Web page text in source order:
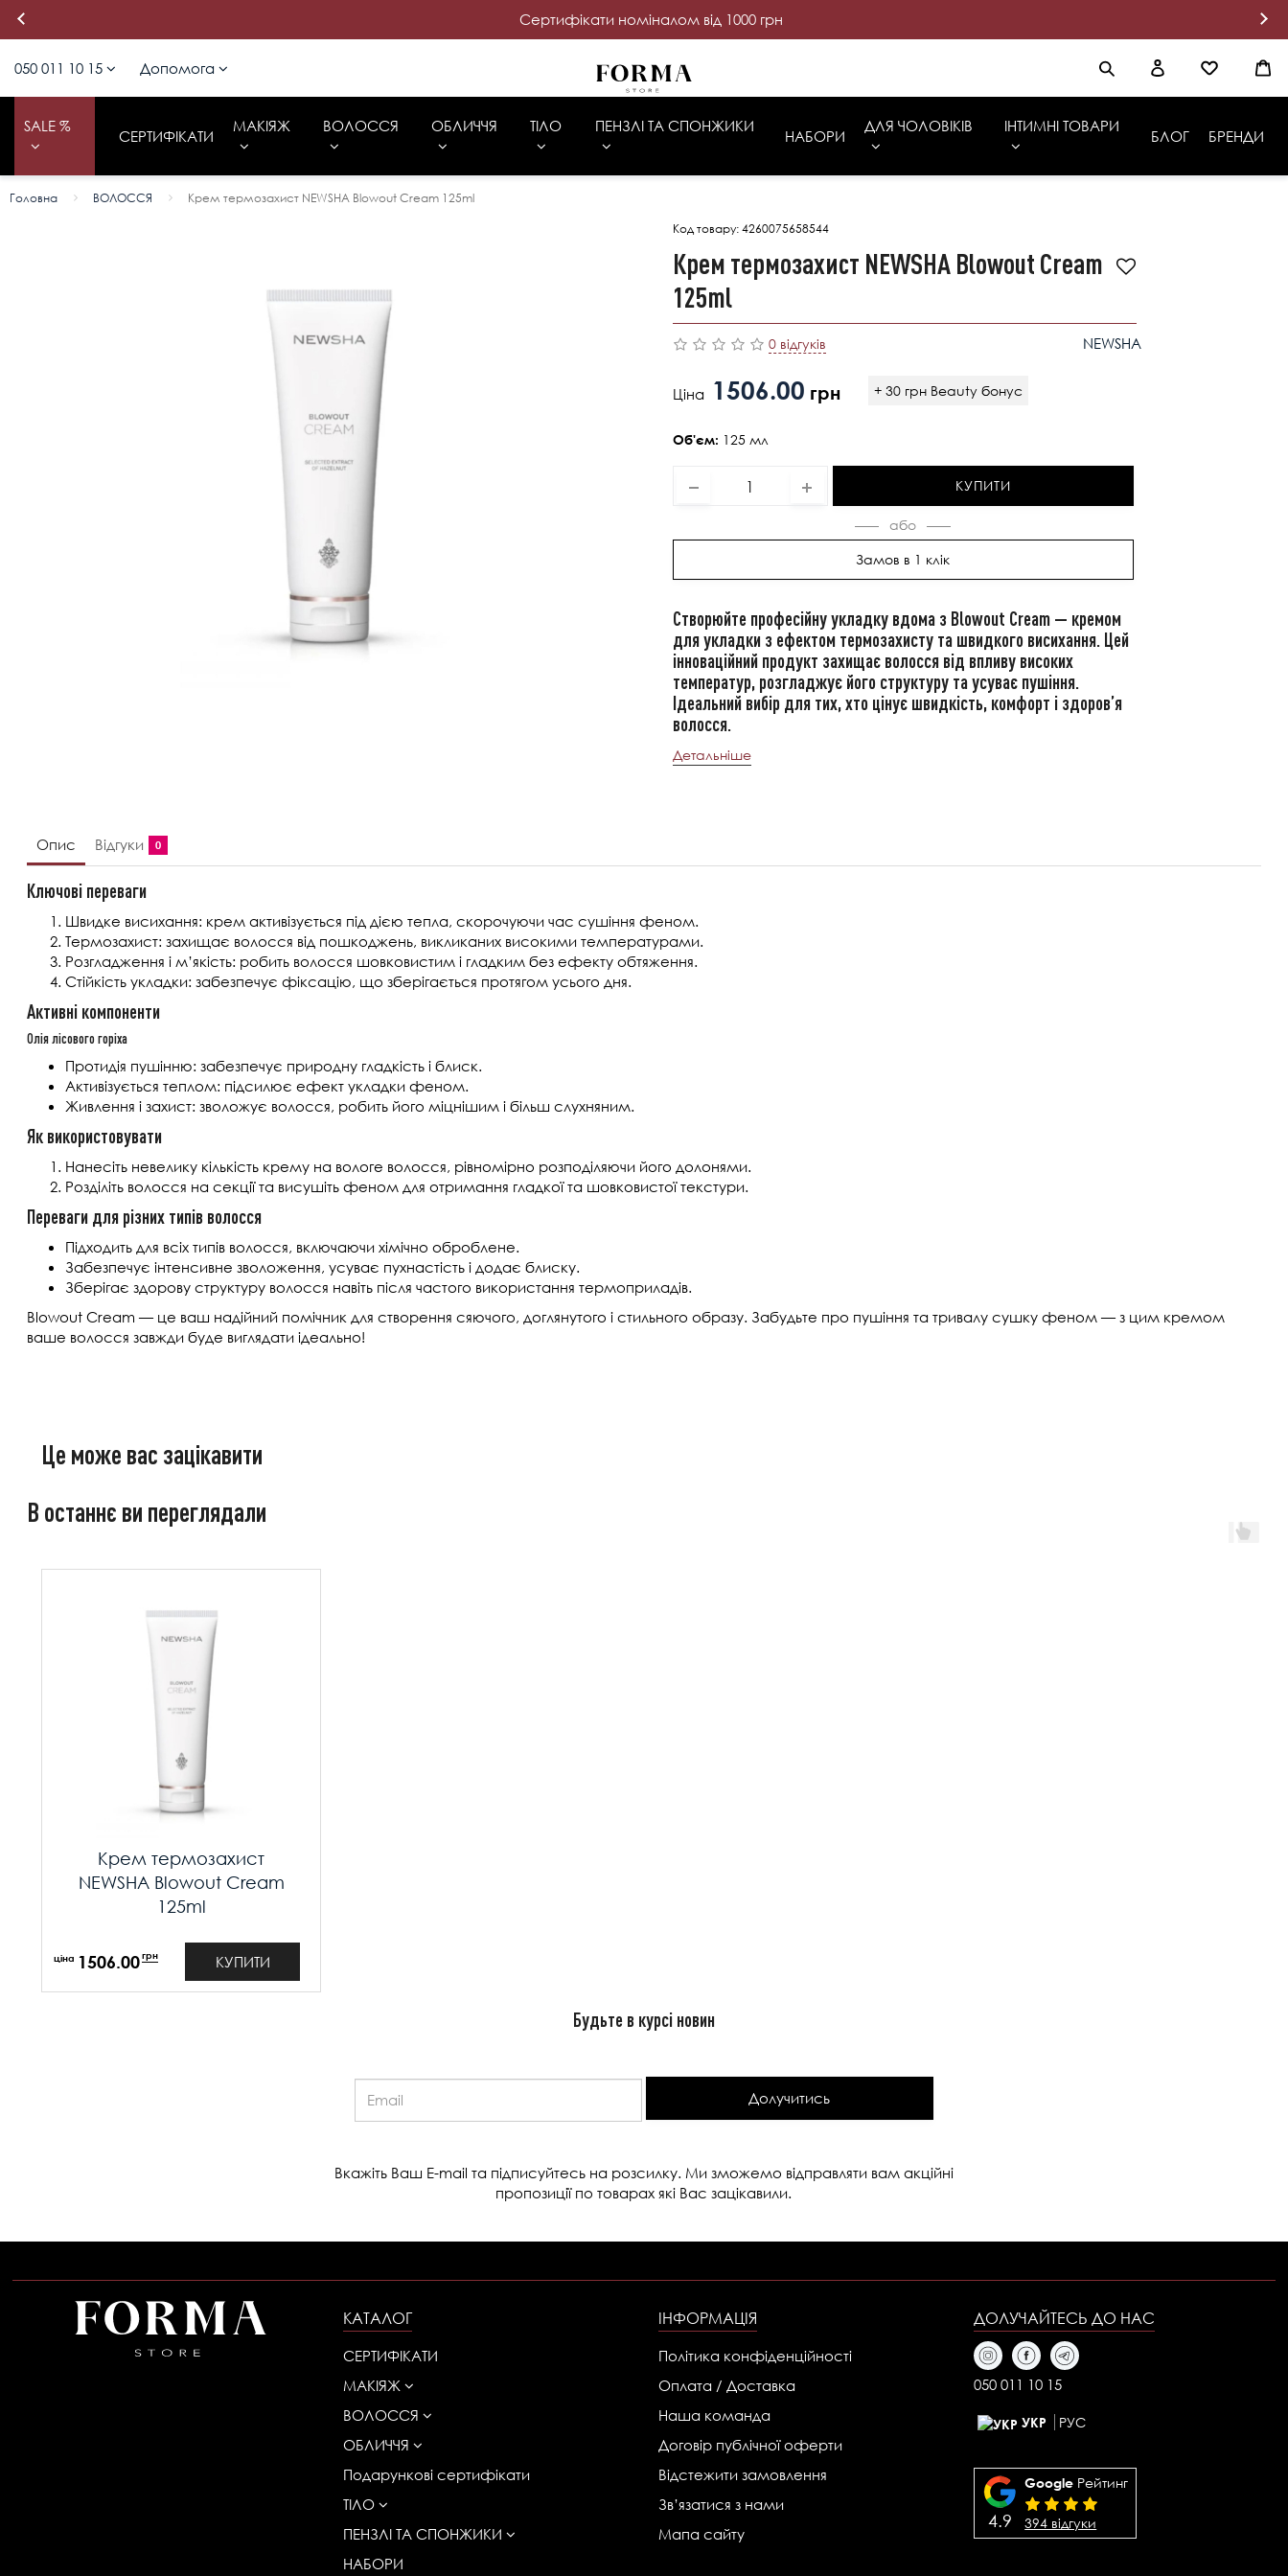
Cертифікати номіналом від 1000 грн
050 011 10 15
050 011 10 15
Працюємо щодня з 10:00 до 19:00
Допомога
Політика
конфіденційності
Оплата / Доставка
SALE %
СЕРТИФІКАТИ
МАКІЯЖ ВОЛОССЯ ОБЛИЧЧЯ ТІЛО ПЕНЗЛІ ТА СПОНЖИКИ
НАБОРИ
ДЛЯ ЧОЛОВІКІВ ІНТИМНІ ТОВАРИ
БЛОГ БРЕНДИ
Головна ВОЛОССЯ
Крем термозахист NEWSHA Blowout Cream 125ml
Код товару:4260075658544
Крем термозахист NEWSHA Blowout Cream
125ml
0 відгуків NEWSHA
Ціна 1506.00 грн + 30 грн Beauty бонус
Об'єм: 125 мл
КУПИТИ
Замов в 1 клік
Створюйте професійну укладку вдома з Blowout Cream — кремом
для укладки з ефектом термозахисту та швидкого висихання. Цей
інноваційний продукт захищає волосся від впливу високих
температур, розгладжує його структуру та усуває пушіння.
Ідеальний вибір для тих, хто цінує швидкість, комфорт і здоров’я
волосся.
Детальніше
Опис Відгуки 0
Ключові переваги
Швидке висихання: крем активізується під дією тепла, скорочуючи час сушіння феном.
Термозахист: захищає волосся від пошкоджень, викликаних високими температурами.
Розгладження і м’якість: робить волосся шовковистим і гладким без ефекту обтяження.
Стійкість укладки: забезпечує фіксацію, що зберігається протягом усього дня.
Активні компоненти
Олія лісового горіха
Протидія пушінню: забезпечує природну гладкість і блиск.
Активізується теплом: підсилює ефект укладки феном.
Живлення і захист: зволожує волосся, робить його міцнішим і більш слухняним.
Як використовувати
Нанесіть невелику кількість крему на вологе волосся, рівномірно розподіляючи його долонями.
Розділіть волосся на секції та висушіть феном для отримання гладкої та шовковистої текстури.
Переваги для різних типів волосся
Підходить для всіх типів волосся, включаючи хімічно оброблене.
Забезпечує інтенсивне зволоження, усуває пухнастість і додає блиску.
Зберігає здорову структуру волосся навіть після частого використання термоприладів.
Blowout Cream — це ваш надійний помічник для створення сяючого, доглянутого і стильного образу. Забудьте про пушіння та тривалу сушку феном — з цим кремом
ваше волосся завжди буде виглядати ідеально!
Це може вас зацікавити
В останнє ви переглядали
Крем термозахист
NEWSHA Blowout Cream
125ml
1506.00грн КУПИТИ
Будьте в курсі новин
Долучитись
Вкажіть Ваш E-mail та підписуйтесь на розсилку. Ми зможемо відправляти вам акційні
пропозиції по товарах які Вас зацікавили.
КАТАЛОГ
СЕРТИФІКАТИ
МАКІЯЖ
ВОЛОССЯ
ОБЛИЧЧЯ
Подарункові сертифікати
ТІЛО
ПЕНЗЛІ ТА СПОНЖИКИ
НАБОРИ
ІНФОРМАЦІЯ
Політика конфіденційності
Оплата / Доставка
Наша команда
Договір публічної оферти
Відстежити замовлення
Зв’язатися з нами
Мапа сайту
ДОЛУЧАЙТЕСЬ ДО НАС
050 011 10 15
УКР РУС
4.9
Google Рейтинг
394 відгуки